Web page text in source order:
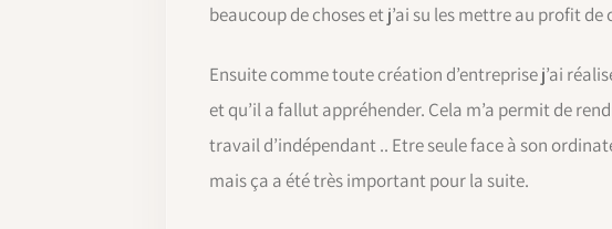
beaucoup de choses et j’ai su les mettre au profit de
Ensuite comme toute création d’entreprise j’ai
et qu’il a fallut appréhender. Cela m’a permit de
travail d’indépendant .. Etre seule face à son
mais ça a été très important pour la suite.